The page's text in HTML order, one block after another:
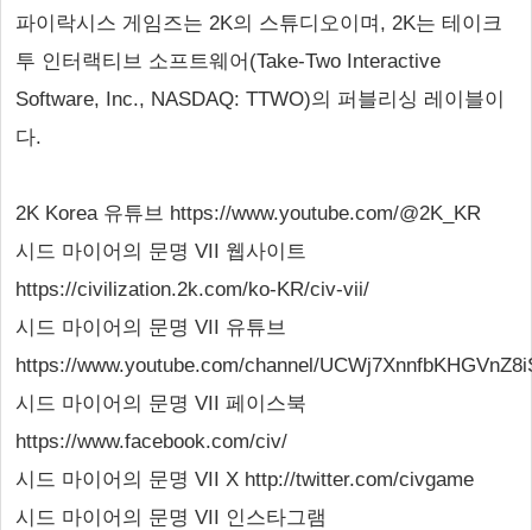
파이락시스 게임즈는 2K의 스튜디오이며, 2K는 테이크
투 인터랙티브 소프트웨어(Take-Two Interactive
Software, Inc., NASDAQ: TTWO)의 퍼블리싱 레이블이
다.
2K Korea 유튜브 https://www.youtube.com/@2K_KR
시드 마이어의 문명 VII 웹사이트
https://civilization.2k.com/ko-KR/civ-vii/
시드 마이어의 문명 VII 유튜브
https://www.youtube.com/channel/
시드 마이어의 문명 VII 페이스북
https://www.facebook.com/civ/
시드 마이어의 문명 VII X http://twitter.com/civgame
시드 마이어의 문명 VII 인스타그램